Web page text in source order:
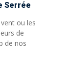
Serrée
ou les
de
de nos